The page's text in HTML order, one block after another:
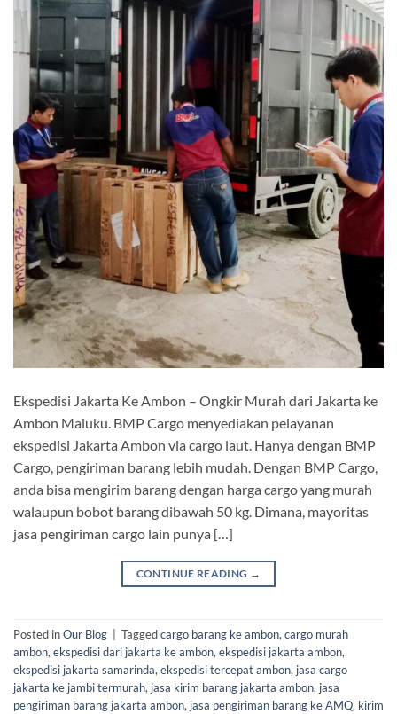
Ekspedisi Jakarta Ke Ambon – Ongkir Murah dari Jakarta ke
Ambon Maluku. BMP Cargo menyediakan pelayanan
ekspedisi Jakarta Ambon via cargo laut. Hanya dengan BMP
Cargo, pengiriman barang lebih mudah. Dengan BMP Cargo,
anda bisa mengirim barang dengan harga cargo yang murah
walaupun bobot barang dibawah 50 kg. Dimana, mayoritas
jasa pengiriman cargo lain punya […]
CONTINUE READING →
Posted inOur Blog Taggedcargo barang ke ambon,cargo murah
ambon,ekspedisi dari jakarta ke ambon,ekspedisi jakarta ambon,
ekspedisi jakarta samarinda,ekspedisi tercepat ambon, jasa cargo
jakarta ke jambi termurah, jasa kirim barang jakarta ambon, jasa
pengiriman barang jakarta ambon, jasa pengiriman barang ke AMQ, kirim